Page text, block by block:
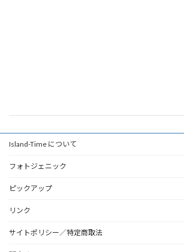
Island-Time について
フォトジェニック
ピックアップ
リンク
サイトポリシー／特定商取法